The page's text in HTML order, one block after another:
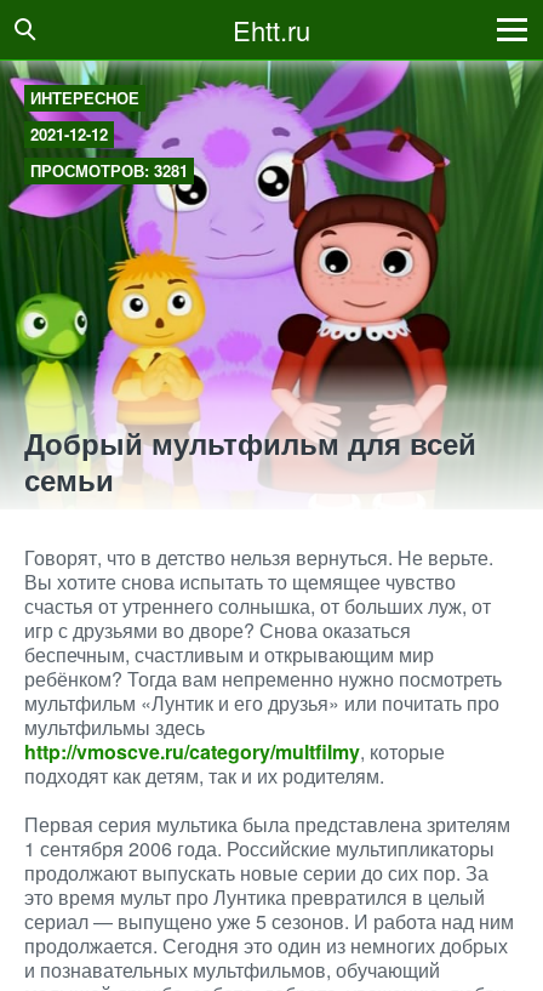
Ehtt.ru
ИНТЕРЕСНОЕ
2021-12-12
ПРОСМОТРОВ: 3281
Добрый мультфильм для всей
семьи
Говорят, что в детство нельзя вернуться. Не верьте.
Вы хотите снова испытать то щемящее чувство
счастья от утреннего солнышка, от больших луж, от
игр с друзьями во дворе? Снова оказаться
беспечным, счастливым и открывающим мир
ребёнком? Тогда вам непременно нужно посмотреть
мультфильм «Лунтик и его друзья» или почитать про
мультфильмы здесь
http://vmoscve.ru/category/multfilmy, которые
подходят как детям, так и их родителям.
Первая серия мультика была представлена зрителям
1 сентября 2006 года. Российские мультипликаторы
продолжают выпускать новые серии до сих пор. За
это время мульт про Лунтика превратился в целый
сериал — выпущено уже 5 сезонов. И работа над ним
продолжается. Сегодня это один из немногих добрых
и познавательных мультфильмов, обучающий